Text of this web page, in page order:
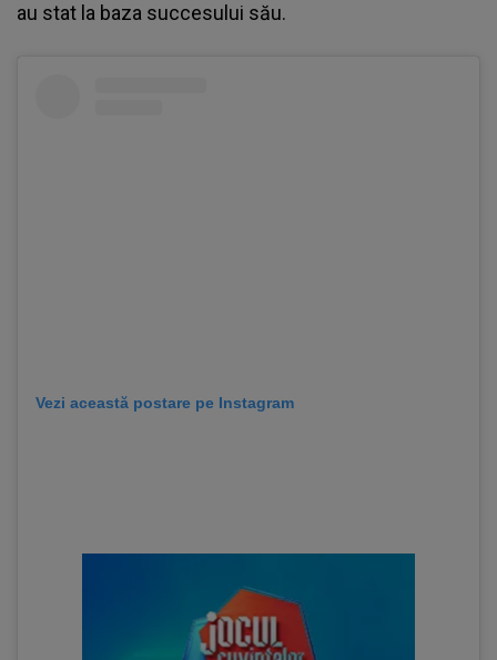
au stat la baza succesului său.
Vezi această postare pe Instagram